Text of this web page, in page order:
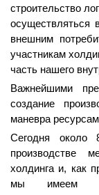
строительство
осуществляться
внешним
участникам
часть нашего
Важнейшими
создание
маневра
Сегодня около
производстве
холдинга и, как
мы имеем